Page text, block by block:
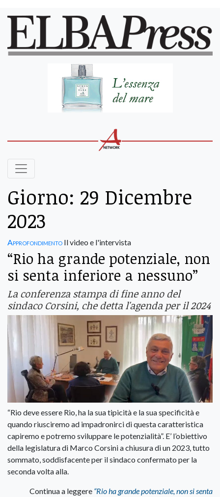
Giorno: 29 Dicembre
2023
Approfondimento Il video e l'intervista
“Rio ha grande potenziale, non
si senta inferiore a nessuno”
La conferenza stampa di fine anno del
sindaco Corsini, che detta l'agenda per il 2024
“Rio deve essere Rio, ha la sua tipicità e la sua specificità e
quando riusciremo ad impadronirci di questa caratteristica
capiremo e potremo sviluppare le potenzialità”. E’ l’obiettivo
della legislatura di Marco Corsini a chiusura di un 2023, tutto
sommato, soddisfacente per il sindaco confermato per la
seconda volta alla.
Continua a leggere “Rio ha grande potenziale, non si senta